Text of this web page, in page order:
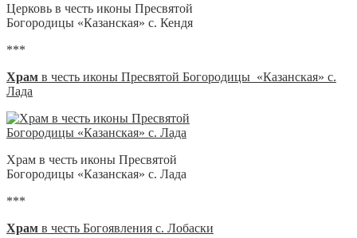
Церковь в честь иконы Пресвятой
Богородицы «Казанская» с. Кендя
***
Храм в честь иконы Пресвятой Богородицы «Казанская» с.
Лада
Храм в честь иконы Пресвятой
Богородицы «Казанская» с. Лада
***
Храм в честь Богоявления с. Лобаски